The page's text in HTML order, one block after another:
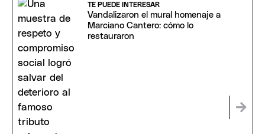
TE PUEDE INTERESAR
Vandalizaron el mural homenaje a
Marciano Cantero: cómo lo
restauraron